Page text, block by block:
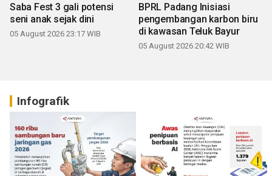
Saba Fest 3 gali potensi
seni anak sejak dini
05 August 2026 23:17 WIB
BPRL Padang Inisiasi
pengembangan karbon biru
di kawasan Teluk Bayur
05 August 2026 20:42 WIB
Infografik